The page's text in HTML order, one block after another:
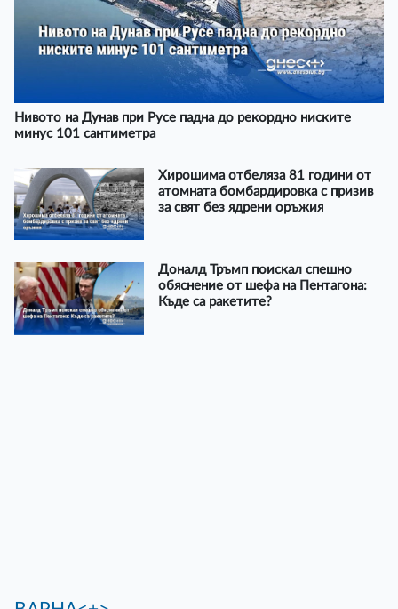
Нивото на Дунав при Русе падна до рекордно ниските
минус 101 сантиметра
Хирошима отбеляза 81 години от
атомната бомбардировка с призив
за свят без ядрени оръжия
Доналд Тръмп поискал спешно
обяснение от шефа на Пентагона:
Къде са ракетите?